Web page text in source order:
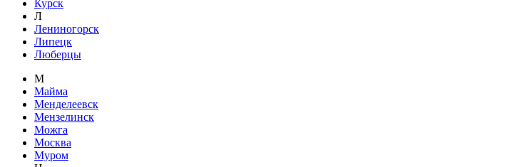
Курск
Л
Лениногорск
Липецк
Люберцы
М
Майма
Менделеевск
Мензелинск
Можга
Москва
Муром